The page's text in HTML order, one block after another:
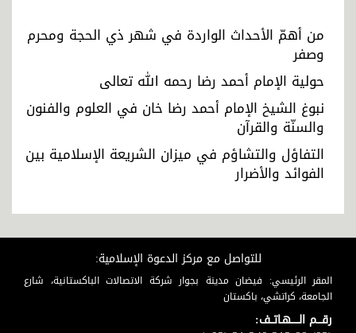
من أهمّ الأحداث الواردة في شهر ذي الحجة ومحرم
وصفر
حولية الإمام أحمد رضا رحمه الله تعالى
نبوغ الشيخ الإمام أحمد رضا خان في العلوم والفنون
والسنّة والقرآن
التفاؤل والتشاؤم في ميزان الشريعة الإسلامية بين
الفوائد والأضرار
للتواصل مع مركز الدعوة الإسلامية:
المقر الرئيسي: فيضان مدينة بجوار شركة الاتصالات الباكستانية، شارع
الجامعة، كراتشي، باكستان
رقـــم الـــــهـاتــف: